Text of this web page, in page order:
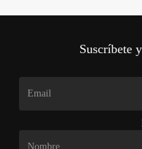
Suscríbete